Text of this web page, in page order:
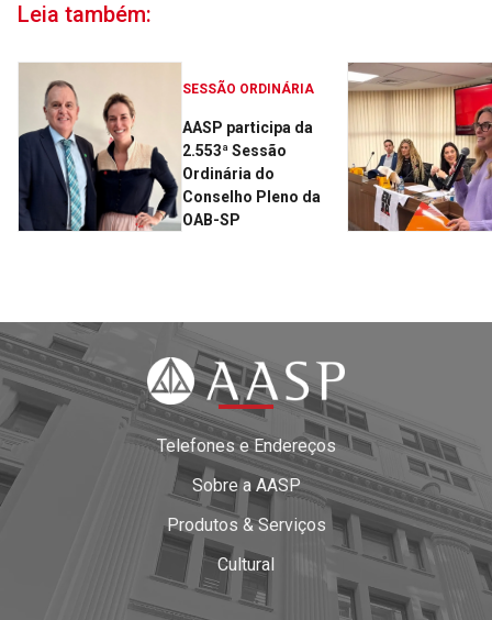
Leia também:
SESSÃO ORDINÁRIA
AASP participa da
2.553ª Sessão
Ordinária do
Conselho Pleno da
OAB-SP
Telefones e Endereços
Sobre a AASP
Produtos & Serviços
Cultural